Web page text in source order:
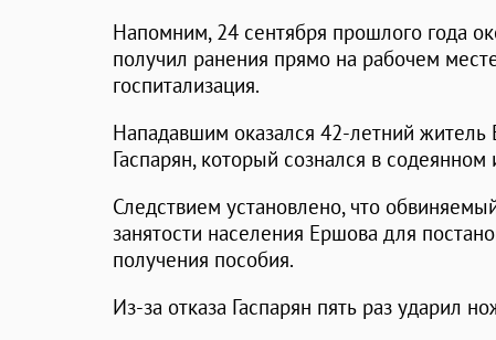
Напомним, 24 сентября прошлого года
получил ранения прямо на рабочем
госпитализация.
Нападавшим оказался 42-летний житель
Гаспарян, который сознался в
Следствием установлено, что
занятости населения Ершова для
получения пособия.
Из-за отказа Гаспарян пять раз ударил